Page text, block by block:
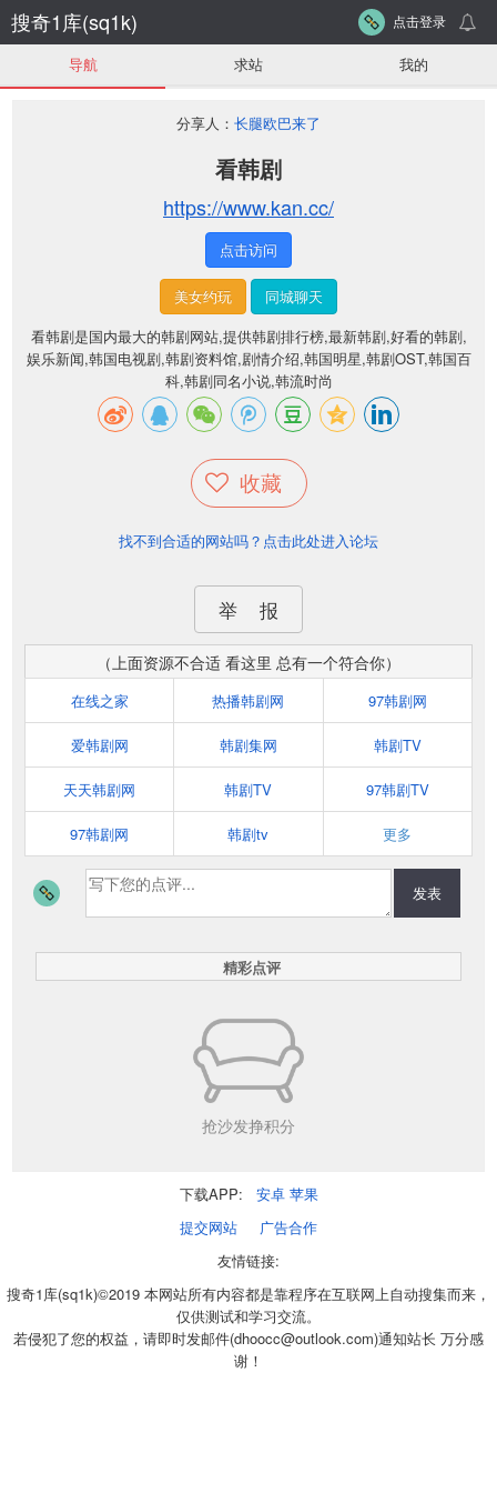
搜奇1库(sq1k) 点击登录
导航 求站 我的
分享人： 长腿欧巴来了
看韩剧
https://www.kan.cc/
点击访问
美女约玩
同城聊天
看韩剧是国内最大的韩剧网站,提供韩剧排行榜,最新韩剧,好看的韩剧,
娱乐新闻,韩国电视剧,韩剧资料馆,剧情介绍,韩国明星,韩剧OST,韩国百
科,韩剧同名小说,韩流时尚
收藏
找不到合适的网站吗？点击此处进入论坛
举 报
（上面资源不合适 看这里 总有一个符合你）
在线之家 热播韩剧网 97韩剧网
爱韩剧网 韩剧集网 韩剧TV
天天韩剧网 韩剧TV 97韩剧TV
97韩剧网 韩剧tv 更多
发表
精彩点评
抢沙发挣积分
下载APP: 安卓 苹果
提交网站
广告合作
友情链接:
搜奇1库(sq1k)©2019 本网站所有内容都是靠程序在互联网上自动搜集而来，
仅供测试和学习交流。
若侵犯了您的权益，请即时发邮件(dhoocc@outlook.com)通知站长 万分感
谢！